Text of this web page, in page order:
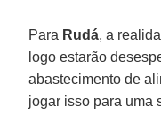
Para Rudá, a
logo estarão
abastecimento de
jogar isso para uma